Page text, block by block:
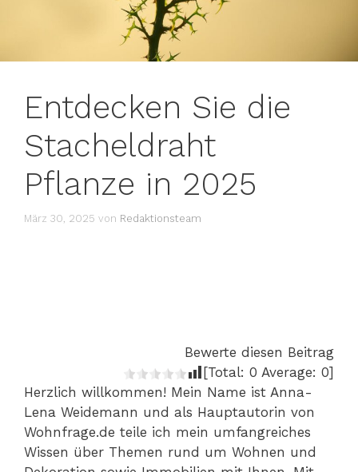
Entdecken Sie die
Stacheldraht
Pflanze in 2025
März 30, 2025 von Redaktionsteam
Bewerte diesen Beitrag
[Total: 0 Average: 0]
Herzlich willkommen! Mein Name ist Anna-
Lena Weidemann und als Hauptautorin von
Wohnfrage.de teile ich mein umfangreiches
Wissen über Themen rund um Wohnen und